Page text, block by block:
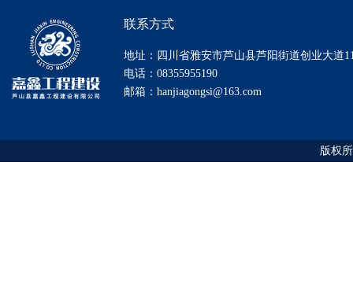
联系方式
地址：四川省雅安市芦山县芦阳街道创业大道
电话：08355955190
邮箱：hanjiagongsi@163.com
版权